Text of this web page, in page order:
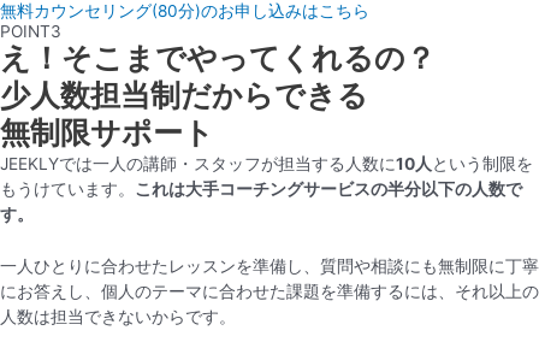
無料カウンセリング(80分)のお申し込みはこちら
POINT3
え！そこまでやってくれるの？
少人数担当制だからできる
無制限サポート
JEEKLYでは一人の講師・スタッフが担当する人数に10人という制限を
もうけています。 これは大手コーチングサービスの半分以下の人数で
す。
一人ひとりに合わせたレッスンを準備し、質問や相談にも無制限に丁寧
にお答えし、個人のテーマに合わせた課題を準備するには、それ以上の
人数は担当できないからです。